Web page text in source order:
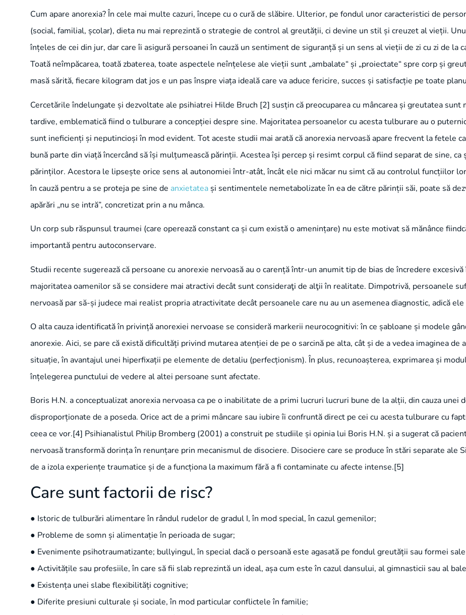
Cum apare anorexia? În cele mai multe cazuri, începe cu o cură de slăbire. Ulterior, pe fondul unor caracteristici de
(social, familial, școlar), dieta nu mai reprezintă o strategie de control al greutății, ci devine un stil și creuzet al vieții.
înțeles de cei din jur, dar care îi asigură persoanei în cauză un sentiment de siguranță și un sens al vieții de zi cu zi de la
Toată neîmpăcarea, toată zbaterea, toate aspectele neînțelese ale vieții sunt „ambalate“ și „proiectate“ spre corp și
masă sărită, fiecare kilogram dat jos e un pas înspre viața ideală care va aduce fericire, succes și satisfacție pe toate
Cercetările îndelungate și dezvoltate ale psihiatrei Hilde Bruch [2] susțin că preocuparea cu mâncarea și greutatea sunt
tardive, emblematică fiind o tulburare a concepției despre sine. Majoritatea persoanelor cu acesta tulburare au o
sunt ineficienți și neputincioși în mod evident. Tot aceste studii mai arată că anorexia nervoasă apare frecvent la fetele
bună parte din viață încercând să își mulțumească părinții. Acestea își percep și resimt corpul că fiind separat de sine, ca
părinților. Acestora le lipsește orice sens al autonomiei într-atât, încât ele nici măcar nu simt că au controlul funcțiilor
în cauză pentru a se proteja pe sine de anxietatea și sentimentele nemetabolizate în ea de către părinții săi, poate să
apărări „nu se intră”, concretizat prin a nu mânca.
Un corp sub răspunsul traumei (care operează constant ca și cum există o amenințare) nu este motivat să mănânce
importantă pentru autoconservare.
Studii recente sugerează că persoane cu anorexie nervoasă au o carență într-un anumit tip de bias de încredere excesivă
majoritatea oamenilor să se considere mai atractivi decât sunt consideraţi de alţii în realitate. Dimpotrivă, persoanele
nervoasă par să-și judece mai realist propria atractivitate decât persoanele care nu au un asemenea diagnostic, adică ele
O alta cauza identificată în privință anorexiei nervoase se consideră markerii neurocognitivi: în ce șabloane și modele
anorexie. Aici, se pare că există dificultăți privind mutarea atenției de pe o sarcină pe alta, cât și de a vedea imaginea de
situație, în avantajul unei hiperfixații pe elemente de detaliu (perfecționism). În plus, recunoașterea, exprimarea și
înțelegerea punctului de vedere al altei persoane sunt afectate.
Boris H.N. a conceptualizat anorexia nervoasa ca pe o inabilitate de a primi lucruri lucruri bune de la alții, din cauza unei
disproporționate de a poseda. Orice act de a primi mâncare sau iubire îi confruntă direct pe cei cu acesta tulburare cu
ceea ce vor.[4] Psihianalistul Philip Bromberg (2001) a construit pe studiile și opinia lui Boris H.N. și a sugerat că
nervoasă transformă dorința în renunțare prin mecanismul de disociere. Disociere care se produce în stări separate ale
de a izola experiențe traumatice și de a funcționa la maximum fără a fi contaminate cu afecte intense.[5]
Care sunt factorii de risc?
● Istoric de tulburări alimentare în rândul rudelor de gradul I, în mod special, în cazul gemenilor;
● Probleme de somn și alimentație în perioada de sugar;
● Evenimente psihotraumatizante; bullyingul, în special dacă o persoană este agasată pe fondul greutății sau formei
● Activitățile sau profesiile, în care să fii slab reprezintă un ideal, așa cum este în cazul dansului, al gimnasticii sau al
● Existența unei slabe flexibilități cognitive;
● Diferite presiuni culturale și sociale, în mod particular conflictele în familie;